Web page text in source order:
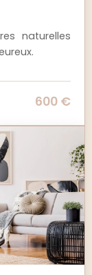
naturelles
600 €